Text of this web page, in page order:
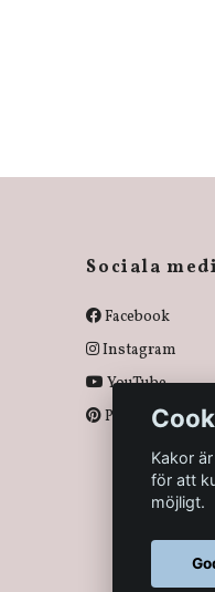
Sociala
Facebook
Instagram
YouTube
Pinterest
Kakor
för att
möjligt.